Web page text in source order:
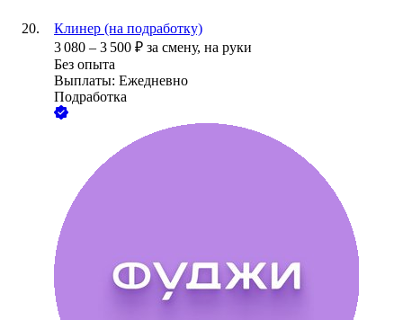
Клинер (на подработку)
3 080 – 3 500 ₽ за смену, на руки
Без опыта
Выплаты: Ежедневно
Подработка